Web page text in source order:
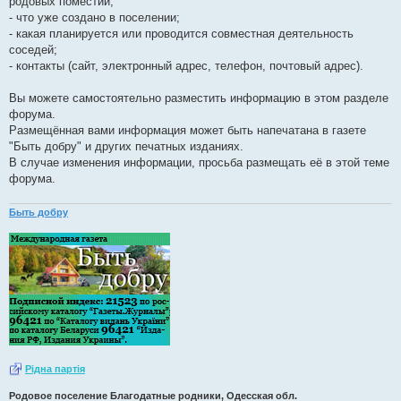
- что уже создано в поселении;
- какая планируется или проводится совместная деятельность
соседей;
- контакты (сайт, электронный адрес, телефон, почтовый адрес).
Вы можете самостоятельно разместить информацию в этом разделе
форума.
Размещённая вами информация может быть напечатана в газете
"Быть добру" и других печатных изданиях.
В случае изменения информации, просьба размещать её в этой теме
форума.
Быть добру
Рiдна партiя
Родовое поселение Благодатные родники, Одесская обл.